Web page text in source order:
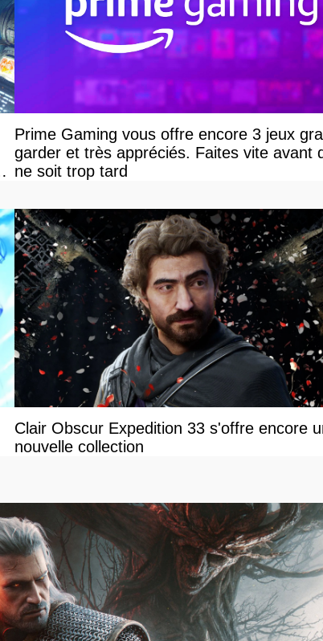
Prime Gaming vous offre encore 3 jeux
garder et très appréciés. Faites vite avant
ne soit trop tard
Clair Obscur Expedition 33 s'offre encore
nouvelle collection